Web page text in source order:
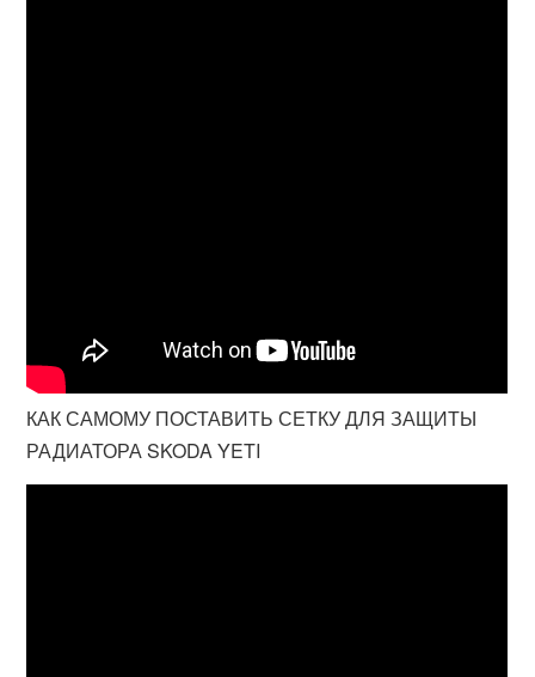
КАК САМОМУ ПОСТАВИТЬ СЕТКУ ДЛЯ ЗАЩИТЫ
РАДИАТОРА SKODA YETI